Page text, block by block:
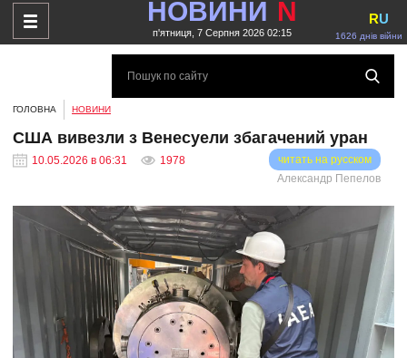
НОВИНИ N
п'ятниця, 7 Серпня 2026 02:15 1626 днів війни
RU
ГОЛОВНА НОВИНИ
США вивезли з Венесуели збагачений уран
10.05.2026 в 06:31 1978
читать на русском
Александр Пепелов